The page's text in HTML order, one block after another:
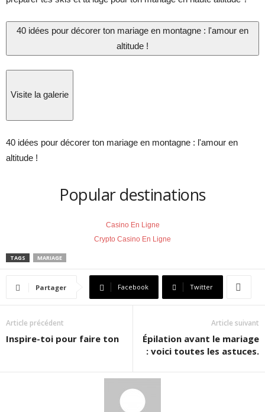
40 idées pour décorer ton mariage en montagne : l'amour en
altitude !
Visite la galerie
40 idées pour décorer ton mariage en montagne : l'amour en
altitude !
Popular destinations
Casino En Ligne
Crypto Casino En Ligne
TAGS MARIAGE
Partager Facebook Twitter
Article précédent
Inspire-toi pour faire ton
Article suivant
Épilation avant le mariage
: voici toutes les astuces.